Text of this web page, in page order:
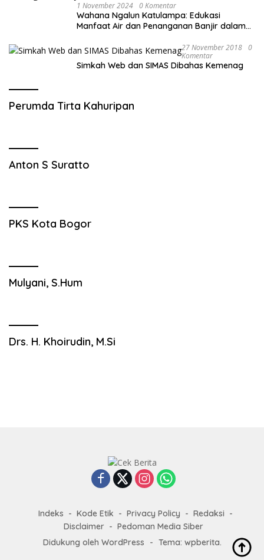
1 November 2024 0 Komentar
Wahana Ngalun Katulampa: Edukasi
Manfaat Air dan Penanganan Banjir dalam
27 November 2018 0
Komentar
Simkah Web dan SIMAS Dibahas Kemenag
Perumda Tirta Kahuripan
Anton S Suratto
PKS Kota Bogor
Mulyani, S.Hum
Drs. H. Khoirudin, M.Si
Indeks Kode Etik Privacy Policy
Redaksi
Disclaimer
Pedoman Media Siber
Didukung oleh WordPress
- Tema: wpberita.